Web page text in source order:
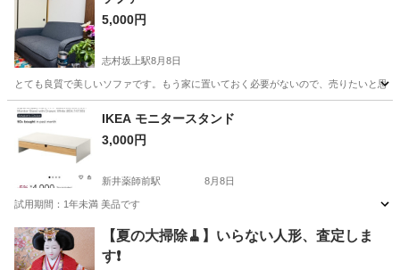
5,000円
志村坂上駅8月8日
とても良質で美しいソファです。もう家に置いておく必要がないので、売りたいと思
東京 北区 ソファ
IKEA モニタースタンド
3,000円
新井薬師前駅 8月8日
試用期間：1年未満 美品です
東京 中野区 新井薬師前駅 オフィス用家具
【夏の大掃除🧹】いらない人形、査定しま
す❗️